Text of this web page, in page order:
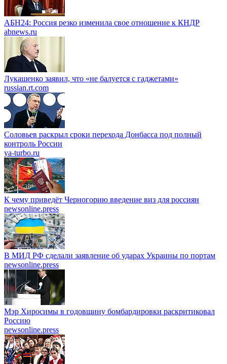
АБН24: Россия резко изменила свое отношение к КНДР
abnews.ru
Лукашенко заявил, что «не балуется с гаджетами»
russian.rt.com
Соловьев раскрыл сроки перехода Донбасса под полный
контроль России
ya-turbo.ru
К чему приведёт Черногорию введение виз для россиян
newsonline.press
В МИД РФ сделали заявление об ударах Украины по портам
newsonline.press
Мэр Хиросимы в годовщину бомбардировки раскритиковал
Россию
newsonline.press